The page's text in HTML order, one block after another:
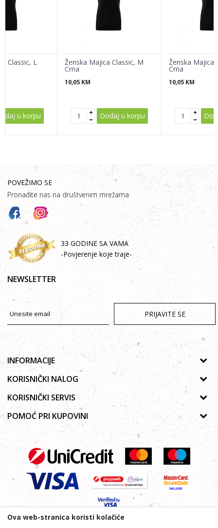
Classic, L
u korpu
Ženska Majica Classic, M
Crna
10,05 KM
Dodaj u korpu
Ženska Majica
Crna
10,05 KM
POVEŽIMO SE
Pronađite nas na društvenim mrežama
33 GODINE SA VAMA
-Povjerenje koje traje-
NEWSLETTER
PRIJAVITE SE
INFORMACIJE
O nama
Galerija
Saradnja
KORISNIČKI NALOG
Uputstvo za registraciju
Zaboravljena lozinka
Poručivanje
KORISNIČKI SERVIS
Politika privatnosti
Autorska prava
Uslovi korišćenja
Uslovi isporuke
Reklamacije
Plaćanje platnim karticama
POMOĆ PRI KUPOVINI
Kako kupiti online?
Najčešća pitanja
Ova web-stranica koristi kolačiće